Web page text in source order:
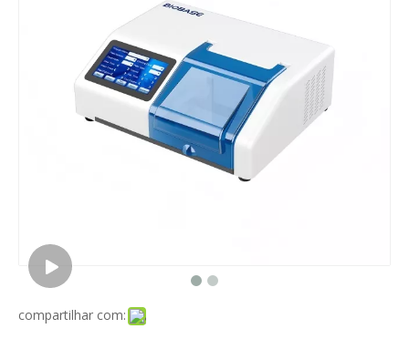
compartilhar com: